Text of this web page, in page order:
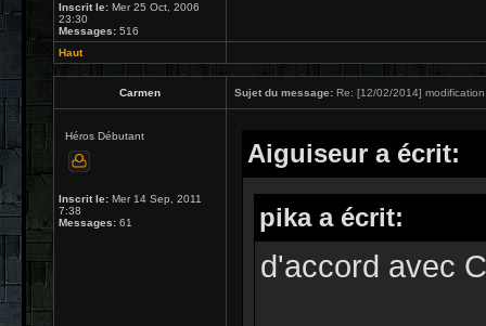
Inscrit le: Mer 25 Oct, 2006
23:30
Messages: 516
Haut
Carmen Sujet du message: Re: [12/02/2014] modification
Héros Débutant
Inscrit le: Mer 14 Sep, 2011
7:38
Messages: 61
Aiguiseur a écrit:
pika a écrit:
d'accord avec